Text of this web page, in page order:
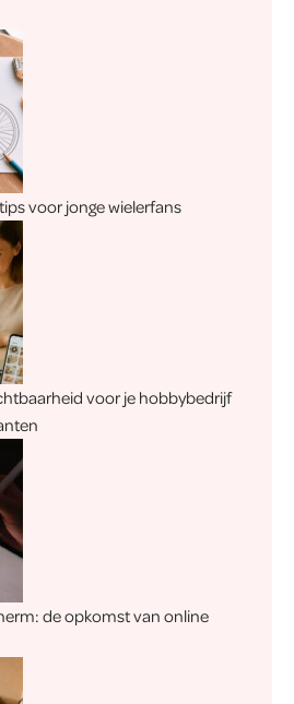
voor jonge wielerfans
voor je hobbybedrijf
de opkomst van online